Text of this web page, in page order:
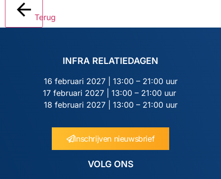
Terug
INFRA RELATIEDAGEN
16 februari 2027 | 13:00 – 21:00 uur
17 februari 2027 | 13:00 – 21:00 uur
18 februari 2027 | 13:00 – 21:00 uur
Inschrijven nieuwsbrief
VOLG ONS